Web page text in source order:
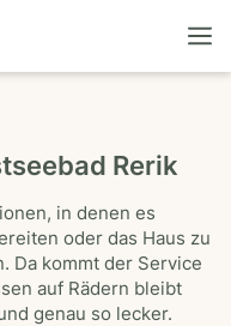
Rerik
in denen es
oder das Haus zu
Da kommt der Service
auf Rädern bleibt
genau so lecker.